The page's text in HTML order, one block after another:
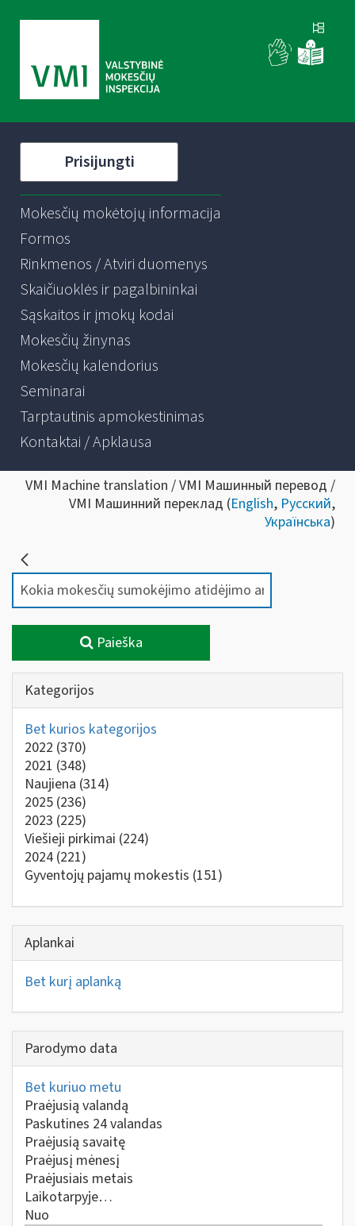
Prisijungti
Mokesčių mokėtojų informacija
Formos
Rinkmenos / Atviri duomenys
Skaičiuoklės ir pagalbininkai
Sąskaitos ir įmokų kodai
Mokesčių žinynas
Mokesčių kalendorius
Seminarai
Tarptautinis apmokestinimas
Kontaktai / Apklausa
VMI Machine translation / VMI Машинный перевод /
VMI Машинний переклад (English, Русский,
Українська)
Paieška
Kategorijos
Bet kurios kategorijos
2022 (370)
2021 (348)
Naujiena (314)
2025 (236)
2023 (225)
Viešieji pirkimai (224)
2024 (221)
Gyventojų pajamų mokestis (151)
Aplankai
Bet kurį aplanką
Parodymo data
Bet kuriuo metu
Praėjusią valandą
Paskutines 24 valandas
Praėjusią savaitę
Praėjusį mėnesį
Praėjusiais metais
Laikotarpyje…
Nuo